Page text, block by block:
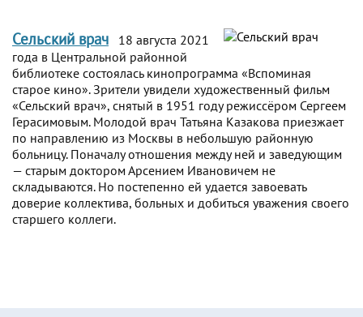
Сельский врач
18 августа 2021
года в Центральной районной
библиотеке состоялась кинопрограмма «Вспоминая
старое кино». Зрители увидели художественный фильм
«Сельский врач», снятый в 1951 году режиссёром Сергеем
Герасимовым. Молодой врач Татьяна Казакова приезжает
по направлению из Москвы в небольшую районную
больницу. Поначалу отношения между ней и заведующим
— старым доктором Арсением Ивановичем не
складываются. Но постепенно ей удается завоевать
доверие коллектива, больных и добиться уважения своего
старшего коллеги.